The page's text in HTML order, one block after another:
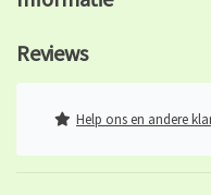
Reviews
Help ons en andere